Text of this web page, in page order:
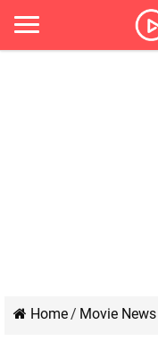
Home/ Movie News